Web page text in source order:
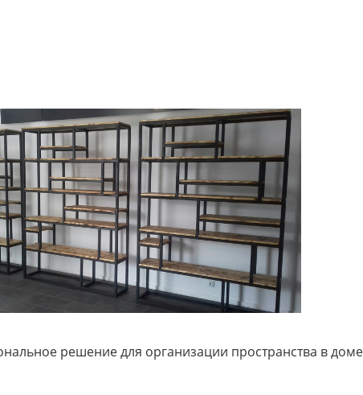
решение для организации пространства в